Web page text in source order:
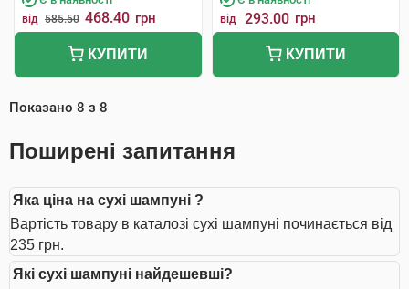
від 585.50 468.40 грн
КУПИТИ
від 293.00 грн
КУПИТИ
Показано 8 з 8
Поширені запитання
Яка ціна на сухі шампуні ?
Вартість товару в каталозі сухі шампуні починається від
235 грн.
Які сухі шампуні найдешевші?